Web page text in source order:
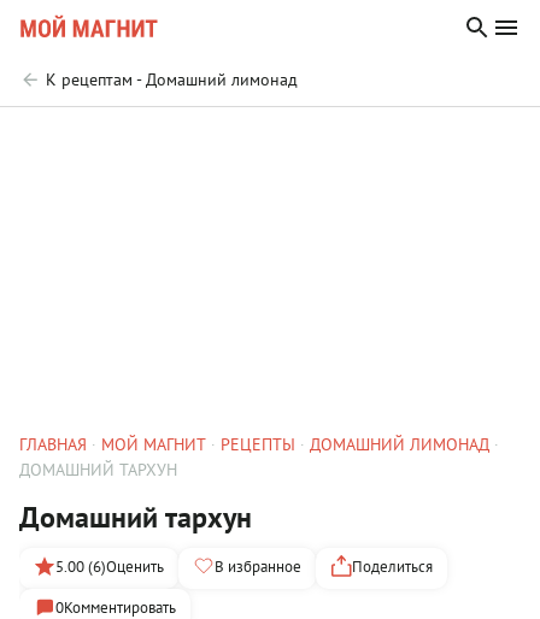
К рецептам - Домашний лимонад
ГЛАВНАЯ МОЙ МАГНИТ РЕЦЕПТЫ
ДОМАШНИЙ ЛИМОНАД
ДОМАШНИЙ ТАРХУН
Домашний тархун
5.00 (6)Оценить В избранное
Поделиться
0Комментировать